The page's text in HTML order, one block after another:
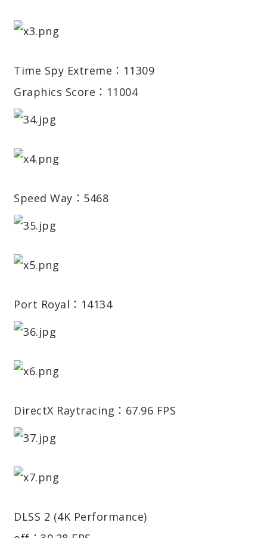
Time Spy Extreme：11309
Graphics Score：11004
Speed Way：5468
Port Royal：14134
DirectX Raytracing：67.96 FPS
DLSS 2 (4K Performance)